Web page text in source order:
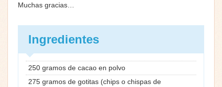
Muchas gracias…
Ingredientes
250 gramos de cacao en polvo
275 gramos de gotitas (chips o chispas de